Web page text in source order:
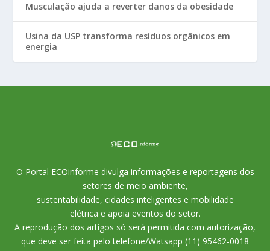
Musculação ajuda a reverter danos da obesidade
Usina da USP transforma resíduos orgânicos em
energia
O Portal ECOinforme divulga informações e reportagens dos
setores de meio ambiente,
sustentabilidade, cidades inteligentes e mobilidade
elétrica e apoia eventos do setor.
A reprodução dos artigos só será permitida com autorização,
que deve ser feita pelo telefone/Watsapp (11) 95462-0018